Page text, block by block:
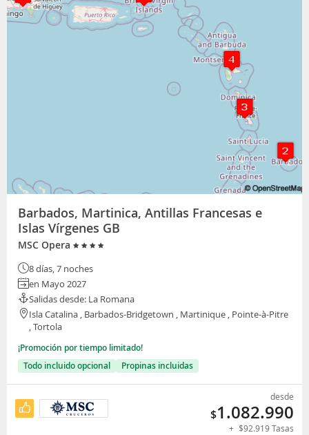
Barbados, Martinica, Antillas Francesas e
Islas Vírgenes GB
MSC Opera
8 días, 7 noches
en Mayo 2027
Salidas desde: La Romana
Isla Catalina , Barbados-Bridgetown , Martinique , Pointe-à-Pitre
, Tortola
¡Promoción por tiempo limitado!
Todo incluido opcional
Propinas incluidas
desde
$1.082.990
+ $92.919Tasas